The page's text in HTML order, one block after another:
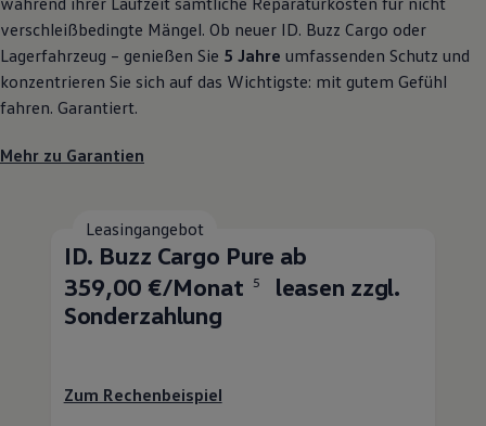
verschleißbedingte Mängel. Ob neuer ID. Buzz Cargo oder
Lagerfahrzeug – genießen Sie 5 Jahre umfassenden Schutz und
konzentrieren Sie sich auf das Wichtigste: mit gutem Gefühl
fahren. Garantiert.
Mehr zu Garantien
Leasingangebot
ID. Buzz Cargo Pure ab
359,00 €/Monat
5
leasen zzgl.
Sonderzahlung
Zum Rechenbeispiel